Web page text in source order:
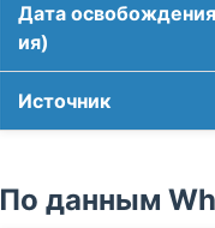
Дата
ия)
Источник
По данным